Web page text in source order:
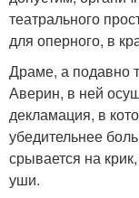
театрального
для оперного, в
Драме, а подавно
Аверин, в ней
декламация, в
убедительнее
срывается на
уши.